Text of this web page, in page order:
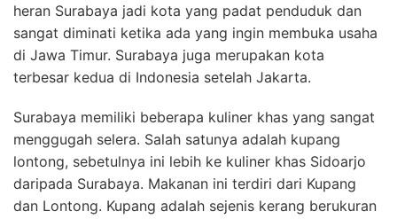
heran Surabaya jadi kota yang padat penduduk dan
sangat diminati ketika ada yang ingin membuka usaha
di Jawa Timur. Surabaya juga merupakan kota
terbesar kedua di Indonesia setelah Jakarta.
Surabaya memiliki beberapa kuliner khas yang sangat
menggugah selera. Salah satunya adalah kupang
lontong, sebetulnya ini lebih ke kuliner khas Sidoarjo
daripada Surabaya. Makanan ini terdiri dari Kupang
dan Lontong. Kupang adalah sejenis kerang berukuran